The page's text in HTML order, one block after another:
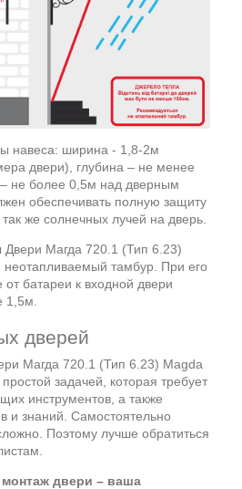
навеса: ширина - 1,8-2м
двери), глубина – не менее
не более 0,5м над дверным
обеспечивать полную защиту
же солнечных лучей на дверь.
Двери Магда 720.1 (Тип 6.23)
неотапливаемый тамбур. При его
от батареи к входной двери
1,5м.
дверей
Магда 720.1 (Тип 6.23) Magda
задачей, которая требует
инструментов, а также
и знаний. Самостоятельно
Поэтому лучше обратиться
двери – ваша